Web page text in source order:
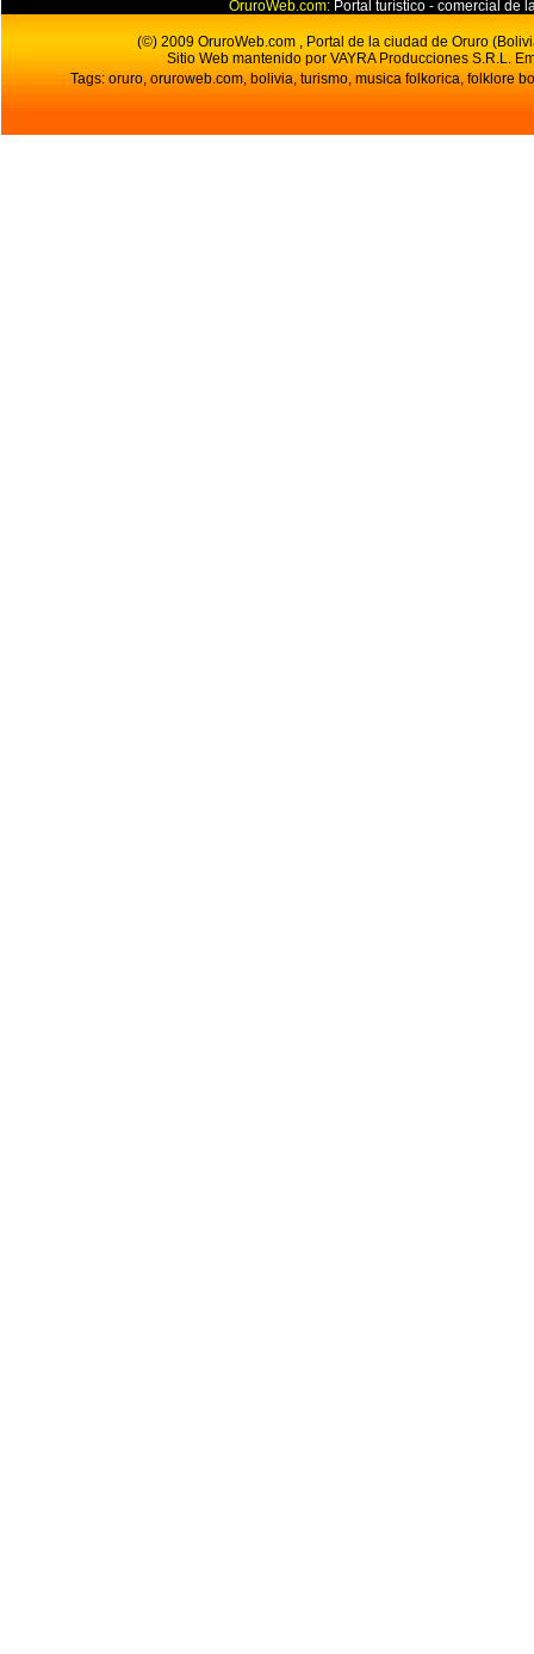
OruroWeb.com: Portal turístico - comercial de
(©) 2009 OruroWeb.com , Portal de la ciudad de Oruro
Sitio Web mantenido por VAYRA Producciones S.R.L.
Tags: oruro, oruroweb.com, bolivia, turismo, musica folkorica, folklore